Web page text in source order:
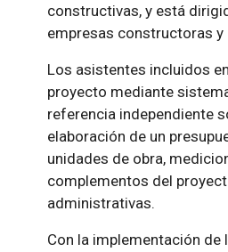
constructivas, y está
empresas constructoras
Los asistentes incluidos
proyecto mediante
referencia independiente
elaboración de un
unidades de obra,
complementos del
administrativas.
Con la implementación